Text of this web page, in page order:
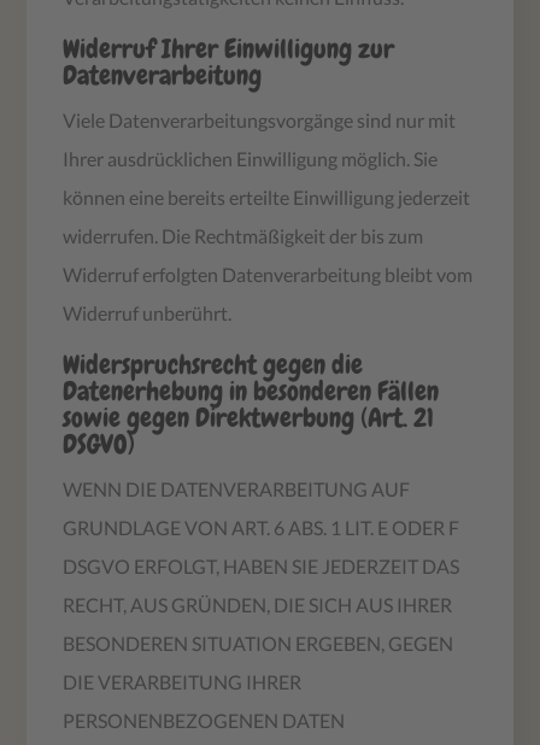
Widerruf Ihrer Einwilligung zur
Datenverarbeitung
Viele Datenverarbeitungsvorgänge sind nur mit
Ihrer ausdrücklichen Einwilligung möglich. Sie
können eine bereits erteilte Einwilligung jederzeit
widerrufen. Die Rechtmäßigkeit der bis zum
Widerruf erfolgten Datenverarbeitung bleibt vom
Widerruf unberührt.
Widerspruchsrecht gegen die
Datenerhebung in besonderen Fällen
sowie gegen Direktwerbung (Art. 21
DSGVO)
WENN DIE DATENVERARBEITUNG AUF
GRUNDLAGE VON ART. 6 ABS. 1 LIT. E ODER F
DSGVO ERFOLGT, HABEN SIE JEDERZEIT DAS
RECHT, AUS GRÜNDEN, DIE SICH AUS IHRER
BESONDEREN SITUATION ERGEBEN, GEGEN
DIE VERARBEITUNG IHRER
PERSONENBEZOGENEN DATEN